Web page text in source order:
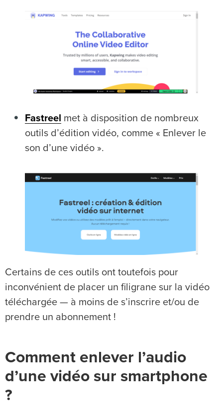
Fastreel met à disposition de nombreux
outils d’édition vidéo, comme « Enlever le
son d’une vidéo ».
Certains de ces outils ont toutefois pour
inconvénient de placer un filigrane sur la vidéo
téléchargée — à moins de s’inscrire et/ou de
prendre un abonnement !
Comment enlever l’audio
d’une vidéo sur smartphone
?